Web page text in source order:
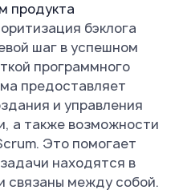
продукта
бэклога
шаг в успешном
программного
предоставляет
и управления
а также возможности
Это помогает
находятся в
связаны между собой.